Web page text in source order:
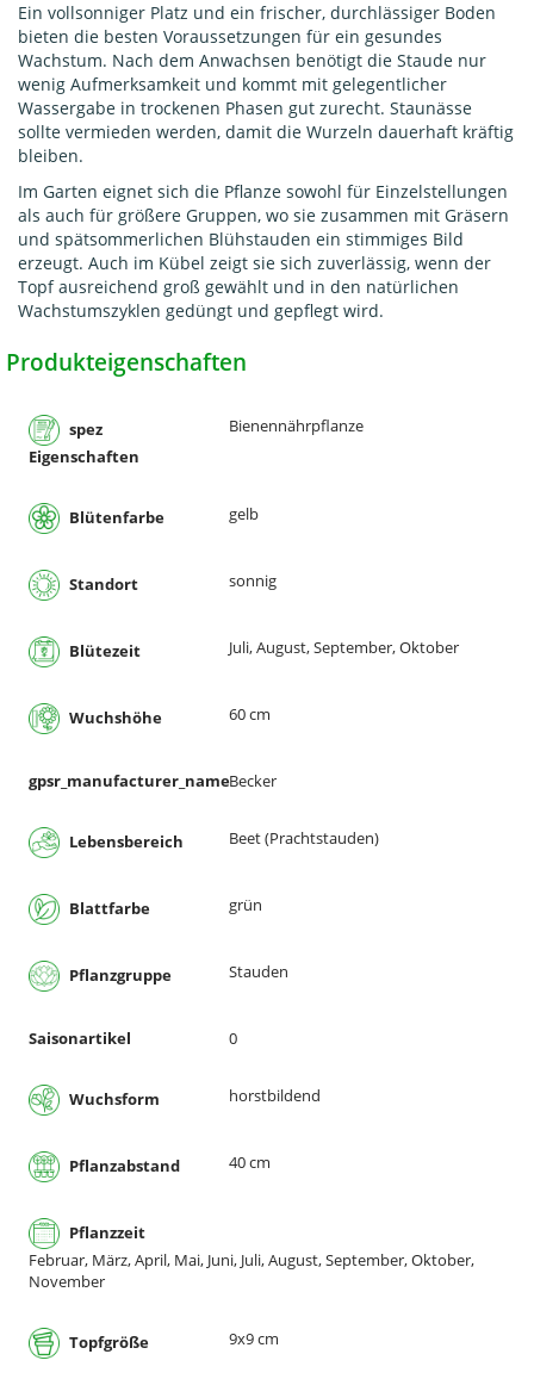
Ein vollsonniger Platz und ein frischer, durchlässiger Boden
bieten die besten Voraussetzungen für ein gesundes
Wachstum. Nach dem Anwachsen benötigt die Staude nur
wenig Aufmerksamkeit und kommt mit gelegentlicher
Wassergabe in trockenen Phasen gut zurecht. Staunässe
sollte vermieden werden, damit die Wurzeln dauerhaft kräftig
bleiben.
Im Garten eignet sich die Pflanze sowohl für Einzelstellungen
als auch für größere Gruppen, wo sie zusammen mit Gräsern
und spätsommerlichen Blühstauden ein stimmiges Bild
erzeugt. Auch im Kübel zeigt sie sich zuverlässig, wenn der
Topf ausreichend groß gewählt und in den natürlichen
Wachstumszyklen gedüngt und gepflegt wird.
Produkteigenschaften
spez
Eigenschaften
Bienennährpflanze
Blütenfarbe gelb
Standort sonnig
Blütezeit Juli, August, September, Oktober
Wuchshöhe 60 cm
gpsr_manufacturer_nameBecker
Lebensbereich Beet (Prachtstauden)
Blattfarbe grün
Pflanzgruppe Stauden
Saisonartikel 0
Wuchsform horstbildend
Pflanzabstand 40 cm
Pflanzzeit
Februar, März, April, Mai, Juni, Juli, August, September, Oktober,
November
Topfgröße 9x9 cm